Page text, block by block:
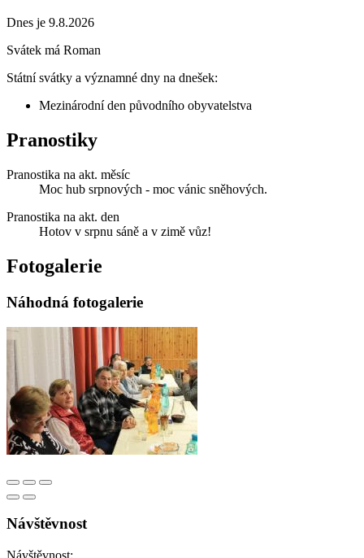
Dnes je 9.8.2026
Svátek má Roman
Státní svátky a významné dny na dnešek:
Mezinárodní den původního obyvatelstva
Pranostiky
Pranostika na akt. měsíc
Moc hub srpnových - moc vánic sněhových.
Pranostika na akt. den
Hotov v srpnu sáně a v zimě vůz!
Fotogalerie
Náhodná fotogalerie
Návštěvnost
Návštěvnost: